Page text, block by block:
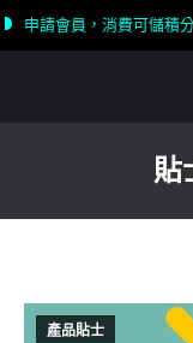
會員，消費可儲積分！
貼
產品貼士